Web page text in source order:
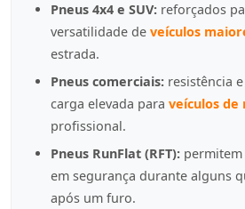
Pneus 4x4 e SUV: reforçados
versatilidade de veículos
estrada.
Pneus comerciais: resistência
carga elevada para veículos de
profissional.
Pneus RunFlat (RFT):
em segurança durante alguns
após um furo.